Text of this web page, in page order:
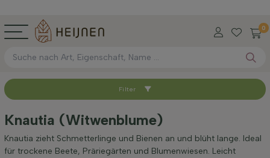
0
Sortieren nach
Verfügbar
Filter
Knautia (Witwenblume)
Knautia zieht Schmetterlinge und Bienen an und blüht lange. Ideal
für trockene Beete, Präriegärten und Blumenwiesen. Leicht